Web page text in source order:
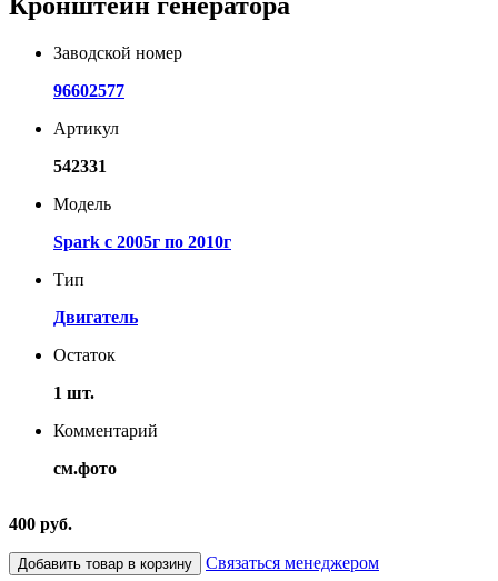
Заводской номер
96602577
Артикул
542331
Модель
Spark с 2005г по 2010г
Тип
Двигатель
Остаток
1 шт.
Комментарий
см.фото
400 руб.
Добавить товар в корзину Связаться менеджером